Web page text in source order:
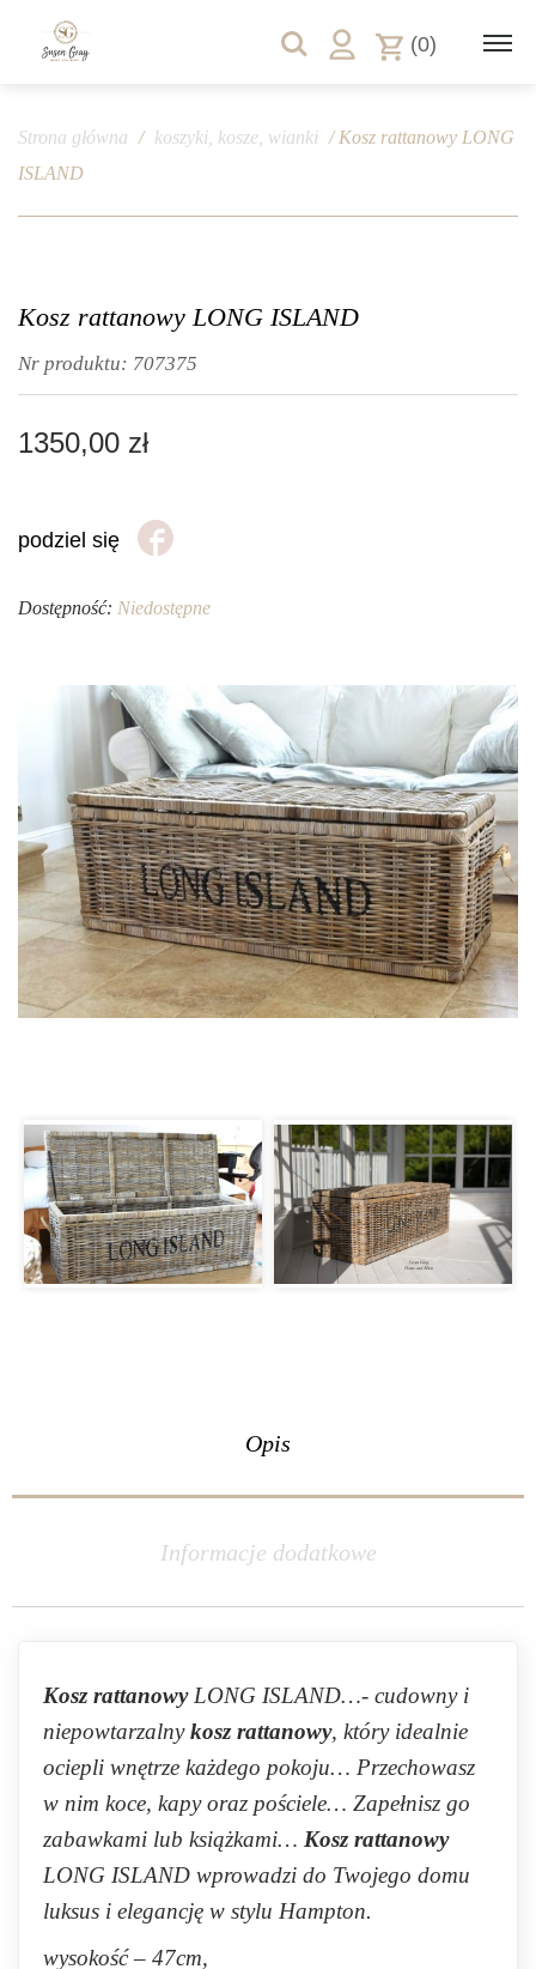
(0)
Strona główna / koszyki, kosze, wianki / Kosz rattanowy LONG
ISLAND
Kosz rattanowy LONG ISLAND
Nr produktu: 707375
1350,00 zł
podziel się
Dostępność: Niedostępne
Opis
Informacje dodatkowe
Kosz rattanowyLONG ISLAND…- cudowny i
niepowtarzalnykosz rattanowy, który idealnie
ociepli wnętrze każdego pokoju… Przechowasz
w nim koce, kapy oraz pościele… Zapełnisz go
zabawkami lub książkami… Kosz rattanowy
LONG ISLAND wprowadzi do Twojego domu
luksus i elegancję w stylu Hampton.
wysokość – 47cm,